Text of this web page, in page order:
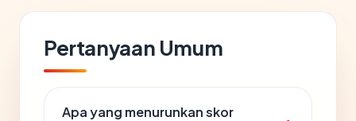
Pertanyaan Umum
Apa yang menurunkan skor